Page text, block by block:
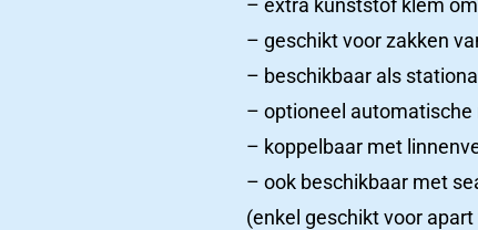
– extra kunststof klem
– geschikt voor zakken
– beschikbaar als
– optioneel
– koppelbaar met
– ook beschikbaar met
(enkel geschikt voor